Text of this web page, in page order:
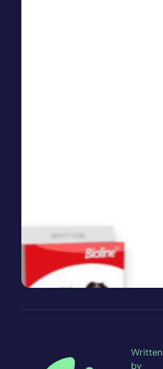
Written
by